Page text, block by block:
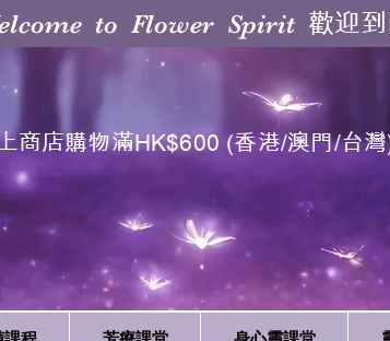
to Flower Spirit 歡迎
商店購物滿HK$600 (香港/澳門/台